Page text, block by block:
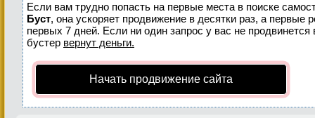
Если вам трудно попасть на первые места в поиске
Буст, она ускоряет продвижение в десятки раз, а первые
первых 7 дней. Если ни один запрос у вас не
бустер вернут деньги.
Начать продвижение сайта